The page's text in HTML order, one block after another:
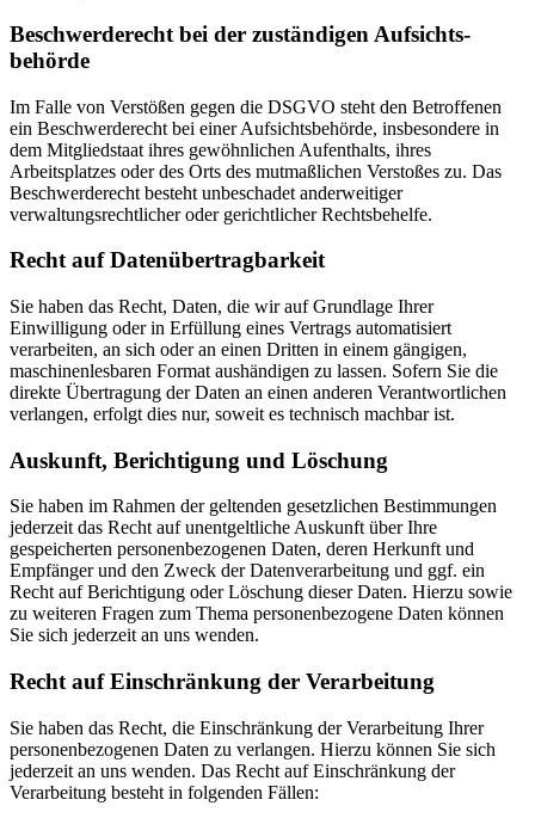
Beschwerde­recht bei der zuständigen Aufsichts­
behörde
Im Falle von Verstößen gegen die DSGVO steht den Betroffenen
ein Beschwerderecht bei einer Aufsichtsbehörde, insbesondere in
dem Mitgliedstaat ihres gewöhnlichen Aufenthalts, ihres
Arbeitsplatzes oder des Orts des mutmaßlichen Verstoßes zu. Das
Beschwerderecht besteht unbeschadet anderweitiger
verwaltungsrechtlicher oder gerichtlicher Rechtsbehelfe.
Recht auf Daten­übertrag­barkeit
Sie haben das Recht, Daten, die wir auf Grundlage Ihrer
Einwilligung oder in Erfüllung eines Vertrags automatisiert
verarbeiten, an sich oder an einen Dritten in einem gängigen,
maschinenlesbaren Format aushändigen zu lassen. Sofern Sie die
direkte Übertragung der Daten an einen anderen Verantwortlichen
verlangen, erfolgt dies nur, soweit es technisch machbar ist.
Auskunft, Berichtigung und Löschung
Sie haben im Rahmen der geltenden gesetzlichen Bestimmungen
jederzeit das Recht auf unentgeltliche Auskunft über Ihre
gespeicherten personenbezogenen Daten, deren Herkunft und
Empfänger und den Zweck der Datenverarbeitung und ggf. ein
Recht auf Berichtigung oder Löschung dieser Daten. Hierzu sowie
zu weiteren Fragen zum Thema personenbezogene Daten können
Sie sich jederzeit an uns wenden.
Recht auf Einschränkung der Verarbeitung
Sie haben das Recht, die Einschränkung der Verarbeitung Ihrer
personenbezogenen Daten zu verlangen. Hierzu können Sie sich
jederzeit an uns wenden. Das Recht auf Einschränkung der
Verarbeitung besteht in folgenden Fällen: